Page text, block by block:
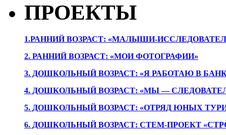
ПРОЕКТЫ
1.РАННИЙ ВОЗРАСТ: «МАЛЫШИ-
2. РАННИЙ ВОЗРАСТ: «МОИ ФОТОГРАФИИ»
3. ДОШКОЛЬНЫЙ ВОЗРАСТ: «Я РАБОТАЮ В
4. ДОШКОЛЬНЫЙ ВОЗРАСТ: «МЫ —
5. ДОШКОЛЬНЫЙ ВОЗРАСТ: «ОТРЯД ЮНЫХ
6. ДОШКОЛЬНЫЙ ВОЗРАСТ: СТЕМ-ПРОЕКТ